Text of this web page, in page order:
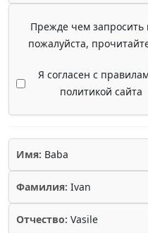
Прежде чем запросить
пожалуйста,
Я согласен с
политикой сайта
Имя: Baba
Фамилия: Ivan
Отчество: Vasile